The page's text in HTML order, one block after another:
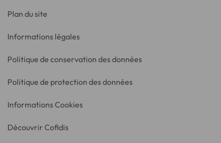
Plan du site
Informations légales
Politique de conservation des données
Politique de protection des données
Informations Cookies
Découvrir Cofidis